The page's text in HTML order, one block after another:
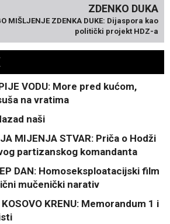
ZDENKO DUKA
MIŠLJENJE ZDENKA DUKE: Dijaspora kao
politički projekt HDZ-a
VODU: More pred kućom,
na vratima
naši
MIJENJA STVAR: Priča o Hodži
partizanskog komandanta
DAN: Homoseksploatacijski film
mučenički narativ
KRENU: Memorandum 1 i